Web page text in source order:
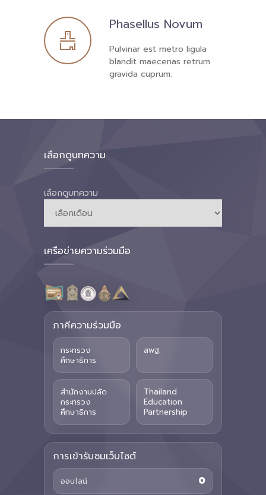
Phasellus Novum
Pulvinar est metro ligula
blandit maecenas retrum
gravida cuprum.
เลือกดูบทความ
เลือกดูบทความ
เครือข่ายความร่วมมือ
ภาคีความร่วมมือ
กระทรวง
ศึกษาธิการ
สพฐ.
สำนักงานปลัด
กระทรวง
ศึกษาธิการ
Thailand
Education
Partnership
การเข้ารับชมเว็บไซต์
ออนไลน์ 0